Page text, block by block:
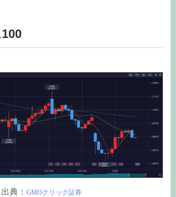
出典： GMOクリック証券